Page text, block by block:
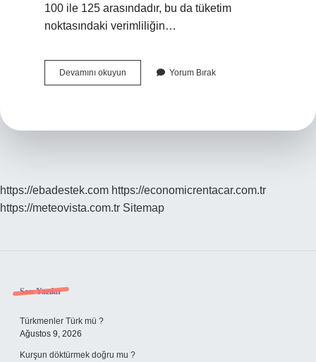
100 ile 125 arasındadır, bu da tüketim
noktasındaki verimliliğin…
Devamını okuyun
Sınıfı
Yorum Bırak
https://ebadestek.com https://economicrentacar.com.tr
https://meteovista.com.tr Sitemap
Sidebar
Son Yazılar
Türkmenler Türk mü ?
Ağustos 9, 2026
Kurşun döktürmek doğru mu ?